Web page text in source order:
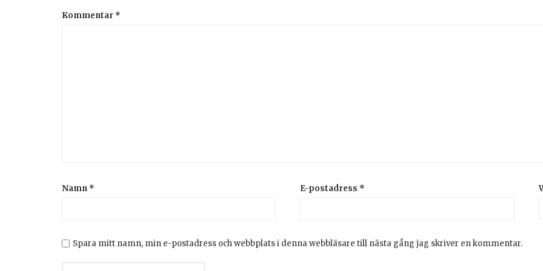
Kommentar *
Namn * E-postadress *
Spara mitt namn, min e-postadress och webbplats i denna webbläsare till nästa gång jag skriver en kommentar.